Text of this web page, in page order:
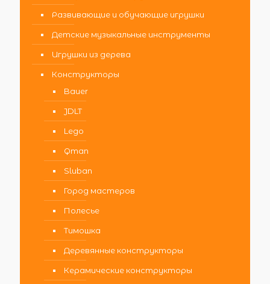
Развивающие и обучающие игрушки
Детские музыкальные инструменты
Игрушки из дерева
Конструкторы
Bauer
JDLT
Lego
Qman
Sluban
Город мастеров
Полесье
Тимошка
Деревянные конструкторы
Керамические конструкторы